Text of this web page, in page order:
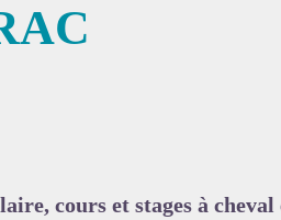
cours et stages à cheval